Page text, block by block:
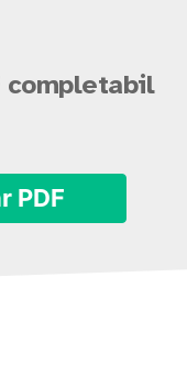
completabil
PDF